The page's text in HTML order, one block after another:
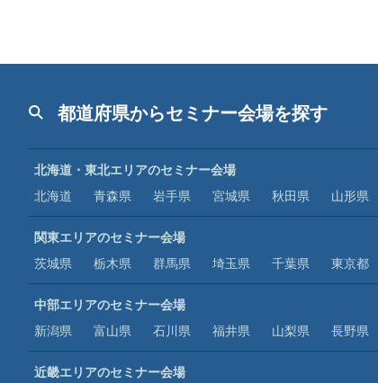
都道府県からセミナー会場を探す
北海道・東北エリアのセミナー会場
北海道
青森県 岩手県 宮城県 秋田県 山形県
関東エリアのセミナー会場
茨城県
栃木県 群馬県 埼玉県 千葉県 東京都
中部エリアのセミナー会場
新潟県
富山県 石川県 福井県 山梨県 長野県
近畿エリアのセミナー会場